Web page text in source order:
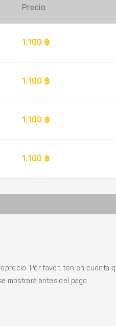
Precio
1,100 ฿
1,100 ฿
1,100 ฿
1,100 ฿
Por favor, ten en cuenta
mostrará antes del pago.